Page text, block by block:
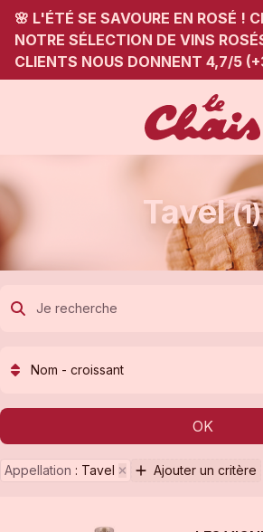
🌸 L'ÉTÉ SE SAVOURE EN ROSÉ !
NOTRE SÉLECTION DE VINS
CLIENTS NOUS DONNENT 4,7/5
Tavel(1)
Nom - croissant
OK
Appellation : Tavel Ajouter un critère